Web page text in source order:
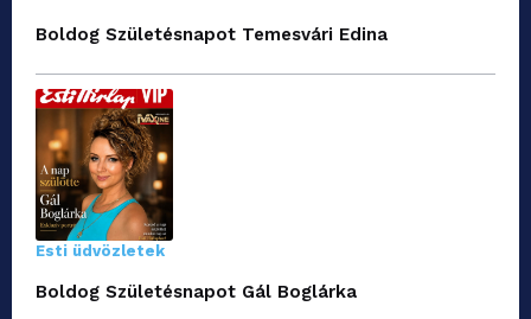
Boldog Születésnapot Temesvári Edina
Esti üdvözletek
Boldog Születésnapot Gál Boglárka